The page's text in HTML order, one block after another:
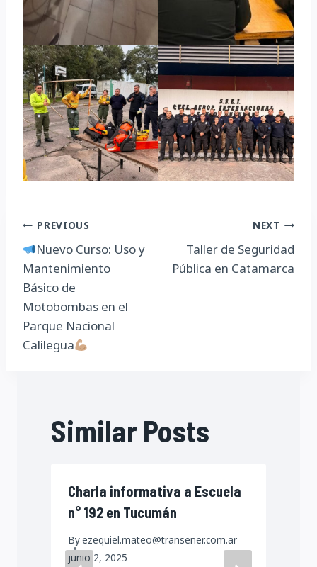
Navegación
de
entradas
PREVIOUS
Nuevo Curso: Uso y
Mantenimiento
Básico de
Motobombas en el
Parque Nacional
Calilegua
NEXT
Taller de Seguridad
Pública en Catamarca
Similar Posts
Charla informativa a Escuela
n° 192 en Tucumán
Byezequiel.mateo@transener.com.ar
junio 2, 2025